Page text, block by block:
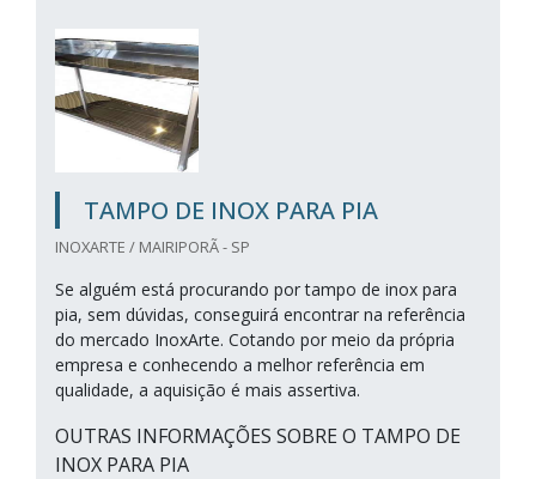
TAMPO DE INOX PARA PIA
INOXARTE / MAIRIPORÃ - SP
Se alguém está procurando por tampo de inox para
pia, sem dúvidas, conseguirá encontrar na referência
do mercado InoxArte. Cotando por meio da própria
empresa e conhecendo a melhor referência em
qualidade, a aquisição é mais assertiva.
OUTRAS INFORMAÇÕES SOBRE O TAMPO DE
INOX PARA PIA